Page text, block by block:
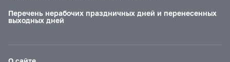
Перечень нерабочих праздничных дней и перенесенных
выходных дней